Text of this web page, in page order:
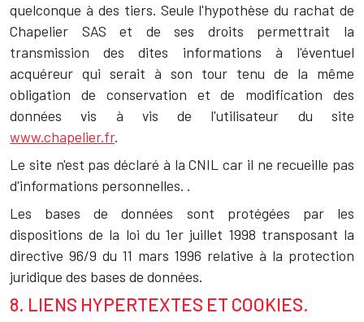
quelconque à des tiers. Seule l'hypothèse du rachat de
Chapelier SAS et de ses droits permettrait la
transmission des dites informations à l'éventuel
acquéreur qui serait à son tour tenu de la même
obligation de conservation et de modification des
données vis à vis de l'utilisateur du site
www.chapelier.fr.
Le site n'est pas déclaré à la CNIL car il ne recueille pas
d'informations personnelles. .
Les bases de données sont protégées par les
dispositions de la loi du 1er juillet 1998 transposant la
directive 96/9 du 11 mars 1996 relative à la protection
juridique des bases de données.
8. LIENS HYPERTEXTES ET COOKIES.